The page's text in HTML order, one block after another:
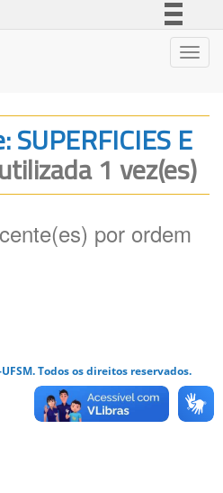
Legislação
Canais
E
utilizada 1 vez(es)
por ordem
Todos os direitos reservados.